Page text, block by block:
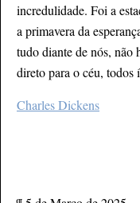
incredulidade. Foi a
a primavera da
tudo diante de nós, não
direto para o céu, todos
Charles Dickens